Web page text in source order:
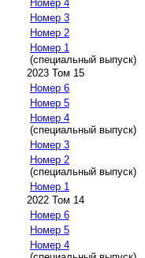
Номер 4
Номер 3
Номер 2
Номер 1
(специальный выпуск)
2023 Том 15
Номер 6
Номер 5
Номер 4
(специальный выпуск)
Номер 3
Номер 2
(специальный выпуск)
Номер 1
2022 Том 14
Номер 6
Номер 5
Номер 4